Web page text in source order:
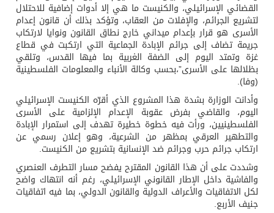
القضائي الإسرائيلي، والكنيست ما هي إلا أدوات إضافية للاحتلال
لتشريع الجرائم، والإفلات من العقاب، وتؤكد بذلك أن قانون إعدام
الأسرى هو قرار بإعدام ميداني خارج نطاق القانون ونوايا لارتكاب
جريمة تضاف إلى جرائم الإبادة الجماعية التي ارتكبت في قطاع
غزة وتمتد اليوم إلى الضفة الغربية بما فيها القدس، وتلقي
بظلالها على الأسرى”،بحسب وكالة الأنباء والمعلومات الفلسطينية
(وفا).
وأدانت الوزارة بشدة هذا المشروع الذي أقرّه الكنيست الإسرائيلي
اليوم، والقاضي بفرض عقوبة الإعدام الإلزامية على الأسرى
الفلسطينيين، ورأت فيه خطوة خطيرة تهدف إلى استمرار الإبادة
والتطهير العرقي بمظهر من الشرعية، وهو إعلان رسمي عن
ارتكاب جرائم حرب وجرائم ضد الإنسانية بتشريع من الكنيست.
وشددت على أن هذا القانون المقترح يفضح مسار التطرف العنصري
والفاشية داخل الإطار القانوني الإسرائيلي، رغم أنه انتهاك واضح
لكل الاتفاقيات والأعراف الدولية والقانون الدولي، بما فيه اتفاقيات
جنيف الأربع.